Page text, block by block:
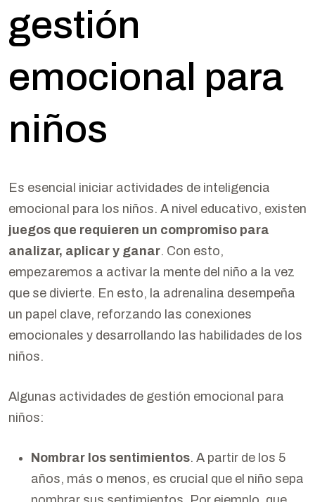
gestión
emocional para
niños
Es esencial iniciar actividades de inteligencia
emocional para los niños. A nivel educativo, existen
juegos que requieren un compromiso para
analizar, aplicar y ganar. Con esto,
empezaremos a activar la mente del niño a la vez
que se divierte. En esto, la adrenalina desempeña
un papel clave, reforzando las conexiones
emocionales y desarrollando las habilidades de los
niños.
Algunas actividades de gestión emocional para
niños:
Nombrar los sentimientos. A partir de los 5
años, más o menos, es crucial que el niño sepa